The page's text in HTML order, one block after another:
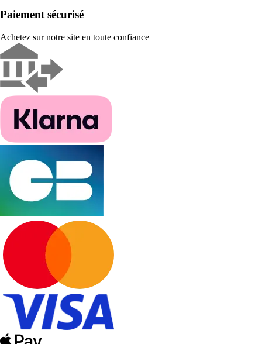
Paiement sécurisé
Achetez sur notre site en toute confiance